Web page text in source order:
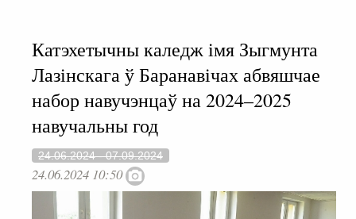
Катэхетычны каледж імя Зыгмунта
Лазінскага ў Баранавічах абвяшчае
набор навучэнцаў на 2024–2025
навучальны год
24.06.2024 - 07.09.2024
24.06.2024 10:50